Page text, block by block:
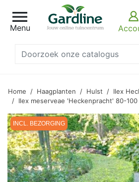

Menu
Home Haagplanten Hulst
Ilex
Ilex meserveae 'Heckenpracht' 80-100
INCL. BEZORGING